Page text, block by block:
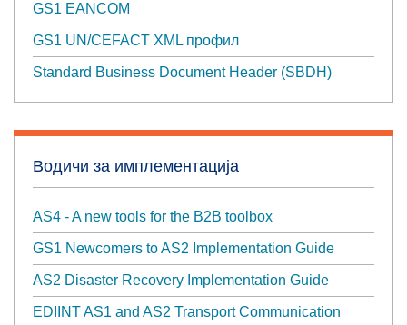
GS1 EANCOM
GS1 UN/CEFACT XML профил
Standard Business Document Header (SBDH)
Водичи за имплементација
AS4 - A new tools for the B2B toolbox
GS1 Newcomers to AS2 Implementation Guide
AS2 Disaster Recovery Implementation Guide
EDIINT AS1 and AS2 Transport Communication